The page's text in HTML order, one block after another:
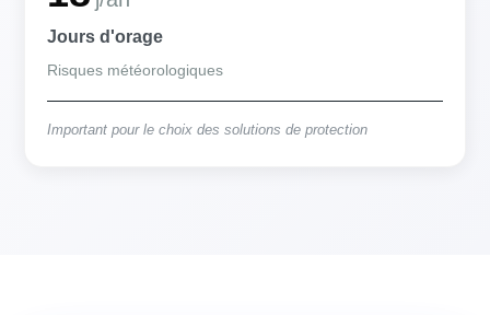
Jours d'orage
Risques météorologiques
Important pour le choix des solutions de protection